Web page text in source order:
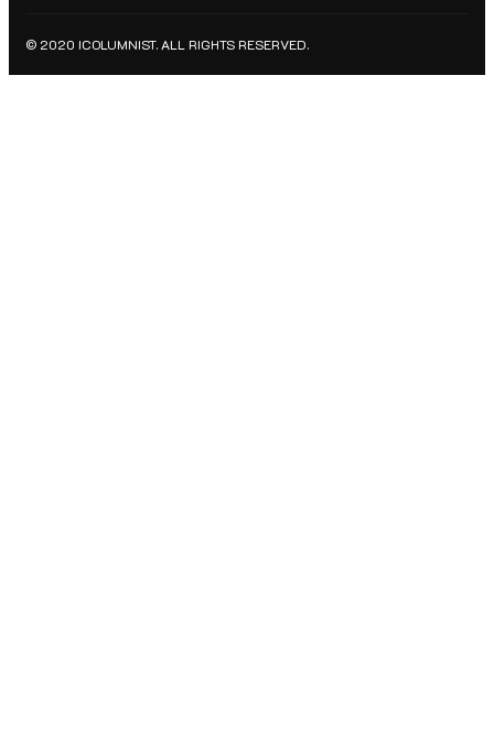
© 2020 ICOLUMNIST. ALL RIGHTS RESERVED.